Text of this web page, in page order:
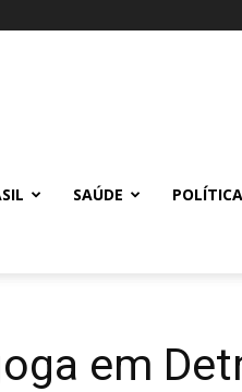
SAÚDE POLÍTICA
em